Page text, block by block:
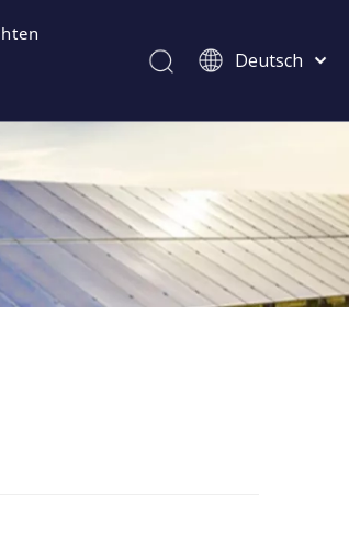
Deutsch
Kiswahili
Italiano
Português
Español
Pусский
Français